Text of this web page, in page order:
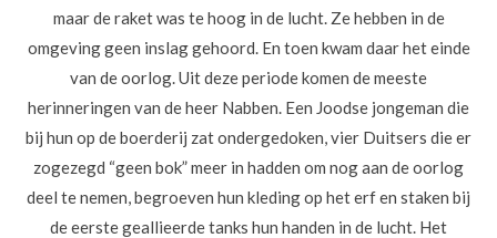
maar de raket was te hoog in de lucht. Ze hebben in de
omgeving geen inslag gehoord. En toen kwam daar het einde
van de oorlog. Uit deze periode komen de meeste
herinneringen van de heer Nabben. Een Joodse jongeman die
bij hun op de boerderij zat ondergedoken, vier Duitsers die er
zogezegd “geen bok” meer in hadden om nog aan de oorlog
deel te nemen, begroeven hun kleding op het erf en staken bij
de eerste geallieerde tanks hun handen in de lucht. Het